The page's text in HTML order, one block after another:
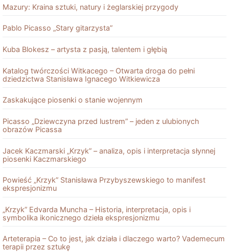
Mazury: Kraina sztuki, natury i żeglarskiej przygody
Pablo Picasso „Stary gitarzysta”
Kuba Blokesz – artysta z pasją, talentem i głębią
Katalog twórczości Witkacego – Otwarta droga do pełni
dziedzictwa Stanisława Ignacego Witkiewicza
Zaskakujące piosenki o stanie wojennym
Picasso „Dziewczyna przed lustrem” – jeden z ulubionych
obrazów Picassa
Jacek Kaczmarski „Krzyk” – analiza, opis i interpretacja słynnej
piosenki Kaczmarskiego
Powieść „Krzyk” Stanisława Przybyszewskiego to manifest
ekspresjonizmu
„Krzyk” Edvarda Muncha – Historia, interpretacja, opis i
symbolika ikonicznego dzieła ekspresjonizmu
Arteterapia – Co to jest, jak działa i dlaczego warto? Vademecum
terapii przez sztukę